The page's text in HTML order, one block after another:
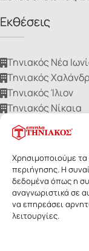
Χρησιμοποιούμε τα
περιήγησης. Η
δεδομένα όπως η
αναγνωριστικά σε
να επηρεάσει
λειτουργίες.
Εκθέσεις
Τηνιακός Νέα
Τηνιακός
Τηνιακός Ίλιον
Τηνιακός Νίκαια
Τηνιακός
ΕΠΙΠΛΑ ΤΗΝΙΑΚΟΣ
εικόνες των